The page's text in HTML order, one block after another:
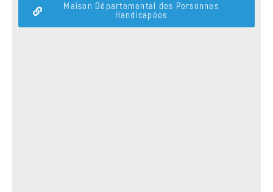
Maison Départemental des Personnes
Handicapées